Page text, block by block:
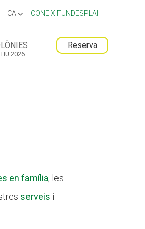
CA CONEIX FUNDESPLAI
2026
Reserva
en família, les
serveis i